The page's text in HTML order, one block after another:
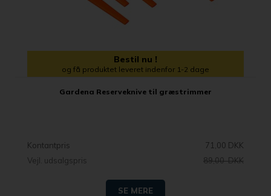
Bestil nu !
og få produktet leveret indenfor 1-2 dage
Gardena Reserveknive til græstrimmer
Kontantpris
71,00 DKK
Vejl. udsalgspris
89,00 DKK
SE MERE